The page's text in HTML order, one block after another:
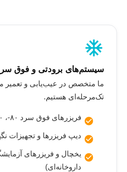
ac_unit
سیستم‌های برودتی و فوق
ما متخصص در عیب‌یابی و تعمیر
تک‌مرحله‌ای هستیم.
فریزرهای فوق سرد ۸۰-، ۷۰- و ۸۶- درجه
دیپ فریزرها و تجهیزات
یخچال و فریزرهای
داروخانه‌ای)